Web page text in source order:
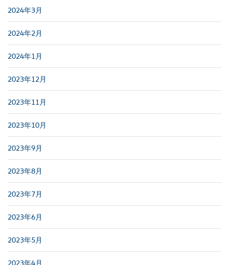
2024年3月
2024年2月
2024年1月
2023年12月
2023年11月
2023年10月
2023年9月
2023年8月
2023年7月
2023年6月
2023年5月
2023年4月